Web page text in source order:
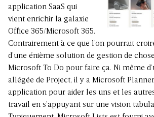
application SaaS qui
vient enrichir la galaxie
Office 365/Microsoft 365.
Contrairement à ce que l’on pourrait
d’une énième solution de gestion de
Microsoft To Do pour faire ça. Ni même
allégée de Project, il y a Microsoft Planner
application pour aider les uns et les
travail en s’appuyant sur une vision